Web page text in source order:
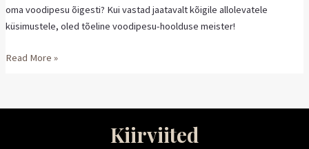
oma voodipesu õigesti? Kui vastad jaatavalt kõigile allolevatele
küsimustele, oled tõeline voodipesu-hoolduse meister!
Read More »
Kiirviited